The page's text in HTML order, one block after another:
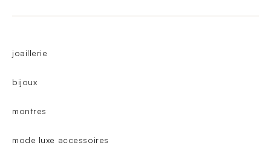
joaillerie
bijoux
montres
mode luxe accessoires